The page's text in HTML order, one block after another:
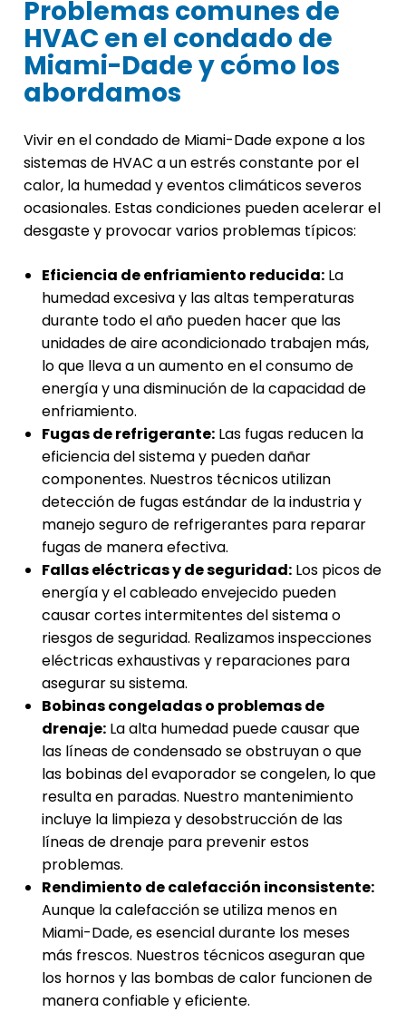
Problemas comunes de
HVAC en el condado de
Miami-Dade y cómo los
abordamos
Vivir en el condado de Miami-Dade expone a los
sistemas de HVAC a un estrés constante por el
calor, la humedad y eventos climáticos severos
ocasionales. Estas condiciones pueden acelerar el
desgaste y provocar varios problemas típicos:
Eficiencia de enfriamiento reducida: La
humedad excesiva y las altas temperaturas
durante todo el año pueden hacer que las
unidades de aire acondicionado trabajen más,
lo que lleva a un aumento en el consumo de
energía y una disminución de la capacidad de
enfriamiento.
Fugas de refrigerante: Las fugas reducen la
eficiencia del sistema y pueden dañar
componentes. Nuestros técnicos utilizan
detección de fugas estándar de la industria y
manejo seguro de refrigerantes para reparar
fugas de manera efectiva.
Fallas eléctricas y de seguridad: Los picos de
energía y el cableado envejecido pueden
causar cortes intermitentes del sistema o
riesgos de seguridad. Realizamos inspecciones
eléctricas exhaustivas y reparaciones para
asegurar su sistema.
Bobinas congeladas o problemas de
drenaje: La alta humedad puede causar que
las líneas de condensado se obstruyan o que
las bobinas del evaporador se congelen, lo que
resulta en paradas. Nuestro mantenimiento
incluye la limpieza y desobstrucción de las
líneas de drenaje para prevenir estos
problemas.
Rendimiento de calefacción inconsistente:
Aunque la calefacción se utiliza menos en
Miami-Dade, es esencial durante los meses
más frescos. Nuestros técnicos aseguran que
los hornos y las bombas de calor funcionen de
manera confiable y eficiente.